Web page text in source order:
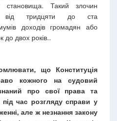
становища. Такий злочин
від тридцяти до ста
доходів громадян або
до двох років..
що Конституція
кожного на судовий
про свої права та
час розгляду справи у
але ж незнання закону